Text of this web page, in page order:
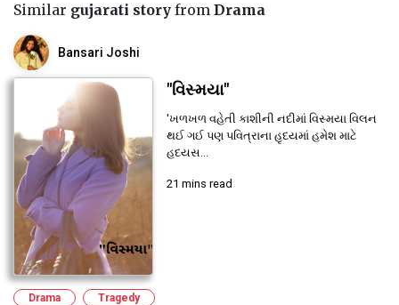
Similar gujarati story from Drama
Bansari Joshi
"વિસ્મયા"
'ખળખળ વહેતી કાશીની નદીમાં વિસ્મયા વિલન
થઈ ગઈ પણ પવિત્રાના હૃદયમાં હમેશ માટે
હદયસ...
21 mins read
Drama Tragedy